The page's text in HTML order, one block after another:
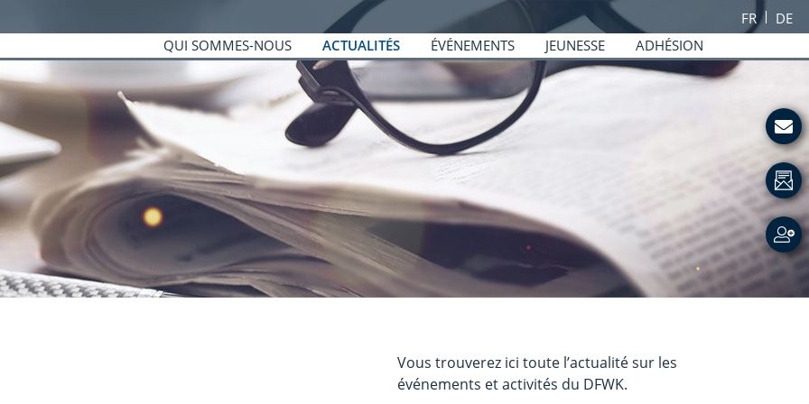
FR DE
QUI SOMMES-NOUS ACTUALITÉS ÉVÉNEMENTS JEUNESSE ADHÉSION
Barre
latérale
Vous trouverez ici toute l’actualité sur les
événements et activités du DFWK.